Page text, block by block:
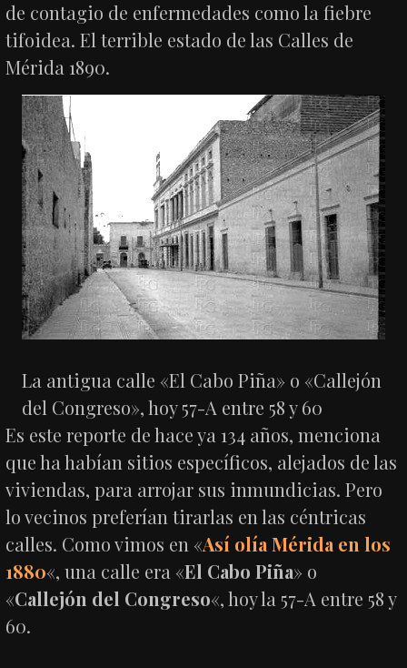
de contagio de enfermedades como la fiebre
tifoidea. El terrible estado de las Calles de
Mérida 1890.
La antigua calle «El Cabo Piña» o «Callejón
del Congreso», hoy 57-A entre 58 y 60
Es este reporte de hace ya 134 años, menciona
que ha habían sitios específicos, alejados de las
viviendas, para arrojar sus inmundicias. Pero
lo vecinos preferían tirarlas en las céntricas
calles. Como vimos en «Así olía Mérida en los
1880«, una calle era «El Cabo Piña» o
«Callejón del Congreso«, hoy la 57-A entre 58 y
60.